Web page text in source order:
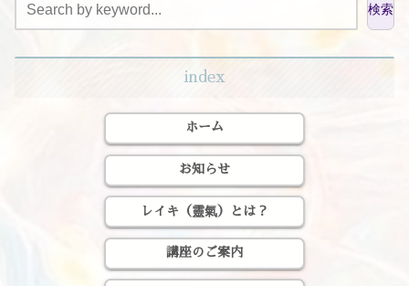
検索
index
ホーム
お知らせ
レイキ（靈氣）とは？
講座のご案内